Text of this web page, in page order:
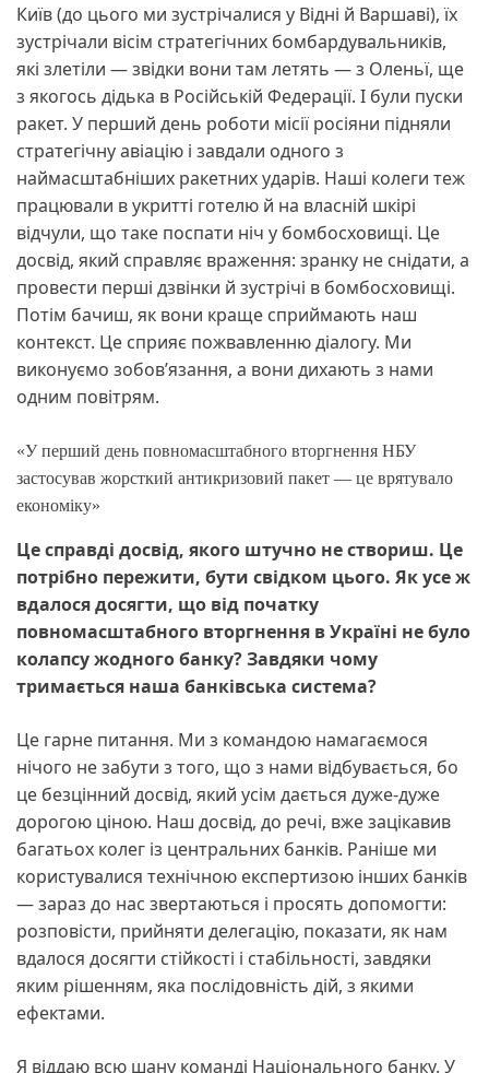
Київ (до цього ми зустрічалися у Відні й Варшаві), їх
зустрічали вісім стратегічних бомбардувальників,
які злетіли — звідки вони там летять — з Оленьї, ще
з якогось дідька в Російській Федерації. І були пуски
ракет. У перший день роботи місії росіяни підняли
стратегічну авіацію і завдали одного з
наймасштабніших ракетних ударів. Наші колеги теж
працювали в укритті готелю й на власній шкірі
відчули, що таке поспати ніч у бомбосховищі. Це
досвід, який справляє враження: зранку не снідати, а
провести перші дзвінки й зустрічі в бомбосховищі.
Потім бачиш, як вони краще сприймають наш
контекст. Це сприяє пожвавленню діалогу. Ми
виконуємо зобов’язання, а вони дихають з нами
одним повітрям.
«У перший день повномасштабного вторгнення НБУ
застосував жорсткий антикризовий пакет — це врятувало
економіку»
Це справді досвід, якого штучно не створиш. Це
потрібно пережити, бути свідком цього. Як усе ж
вдалося досягти, що від початку
повномасштабного вторгнення в Україні не було
колапсу жодного банку? Завдяки чому
тримається наша банківська система?
Це гарне питання. Ми з командою намагаємося
нічого не забути з того, що з нами відбувається, бо
це безцінний досвід, який усім дається дуже-дуже
дорогою ціною. Наш досвід, до речі, вже зацікавив
багатьох колег із центральних банків. Раніше ми
користувалися технічною експертизою інших банків
— зараз до нас звертаються і просять допомогти:
розповісти, прийняти делегацію, показати, як нам
вдалося досягти стійкості і стабільності, завдяки
яким рішенням, яка послідовність дій, з якими
ефектами.
Я віддаю всю шану команді Національного банку. У